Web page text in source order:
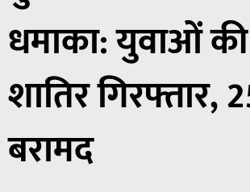
धमाका: युवाओं
शातिर
बरामद